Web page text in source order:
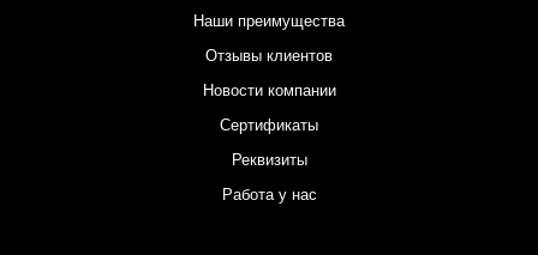
Наши преимущества
Отзывы клиентов
Новости компании
Сертификаты
Реквизиты
Работа у нас